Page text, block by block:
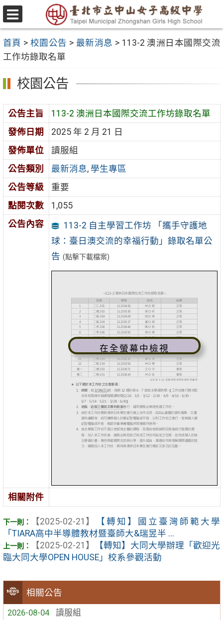
跳
至
要
內
容
區
選
單
首頁 > 校園公告 > 最新消息 > 113-2 澳洲日本國際交流
工作坊錄取名單
相關公告
2026-08-04
讀服組
校園公告
公告主旨
113-2 澳洲日本國際交流工作坊錄取名單
發佈日期
2025 年 2 月 21 日
發佈單位
讀服組
公告類別
最新消息, 學生專區
公告等級
重要
點閱次數
1,055
公告內容
113-2 自主學習工作坊 「攜手守護地
球：臺日澳交流的幸福行動」錄取名單公
告 (點擊下載檔案)
在全螢幕中檢視
相關附件
【2025-02-21】
【轉知】國立臺灣師範大學
「TIARA高中半導體教材暨臺師大&瑞昱半 ...
【2025-02-21】
【轉知】大同大學辦理「歡迎光
臨大同大學OPEN HOUSE」校系參觀活動